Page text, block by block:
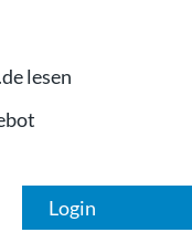
lesen
Login